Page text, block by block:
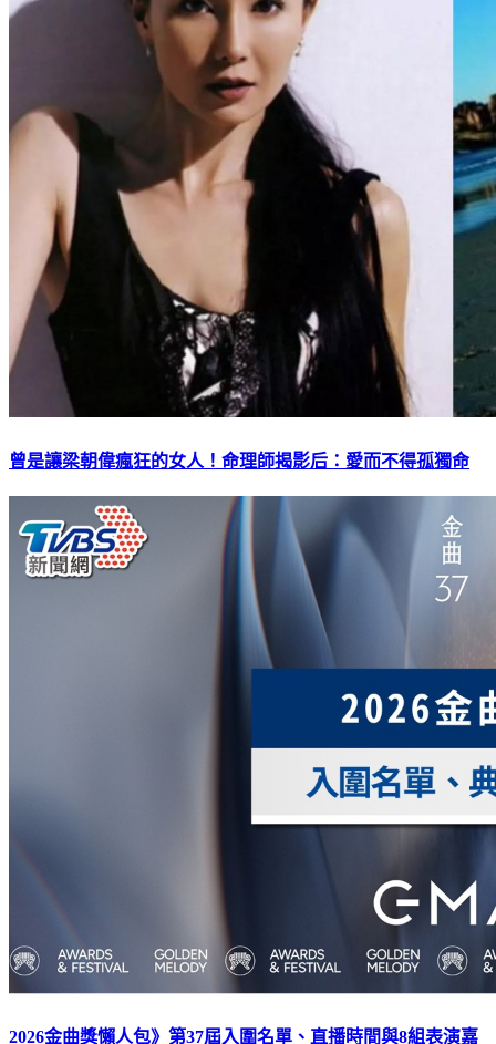
曾是讓梁朝偉瘋狂的女人！命理師揭影后：愛而不得孤獨命
2026金曲獎懶人包》第37屆入圍名單、直播時間與8組表演嘉